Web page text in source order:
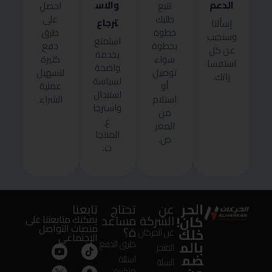
الدعم
إسألنا
وسنجيب
عن كل
استفسا
راتك.
تتبع
طلبك
خطوة
بخطوة
سواء
توصيل
أو
استلام
من
المعر
ض.
والاس
ترجاع
استمتع
بخدمة
واضحة
لسياسة
استبدال
واسترجا
ع
المنتجا
ت.
احصل
على
طرق
دفع
كثيرة
لتسهيل
عملية
الشراء.
الحر
كان!
خلك
بالم
ضم
عن
الشركة
عن الحركان
المتجر
السلة
تحتاج
مساعد
ة؟
طرق الدفع
اسئلة
تابعنا
يمكنك متابعتنا على
منصات التواصل
الإجتماعى